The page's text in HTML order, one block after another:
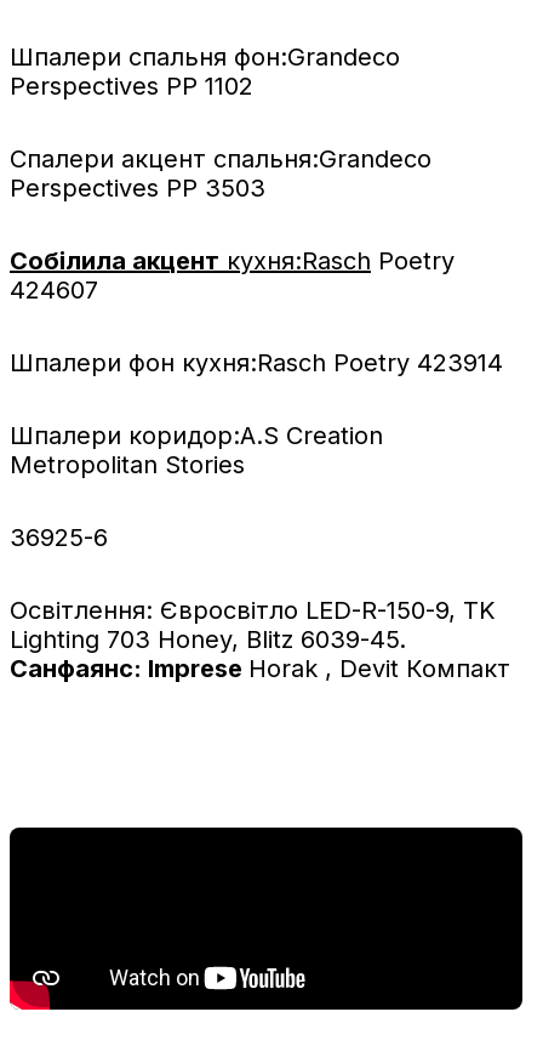
Шпалери спальня фон:Grandeco
Perspectives PP 1102
Спалери акцент спальня:Grandeco
Perspectives PP 3503
Собілила акцент кухня:Rasch Poetry
424607
Шпалери фон кухня:Rasch Poetry 423914
Шпалери коридор:A.S Creation
Metropolitan Stories
36925-6
Освітлення: Євросвітло LED-R-150-9, TK
Lighting 703 Honey, Blitz 6039-45.
Санфаянс: Imprese Horak , Devit Компакт